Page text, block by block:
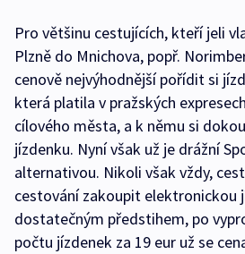
Pro většinu cestujících, kteří jeli
Plzně do Mnichova, popř.
cenově nejvýhodnější pořídit si
která platila v pražských
cílového města, a k němu si
jízdenku. Nyní však už je drážní
alternativou. Nikoli však vždy,
cestování zakoupit elektronickou
dostatečným předstihem, po
počtu jízdenek za 19 eur už se